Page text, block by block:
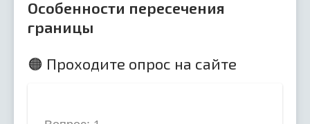
Особенности пересечения
границы
🟠 Проходите опрос на сайте